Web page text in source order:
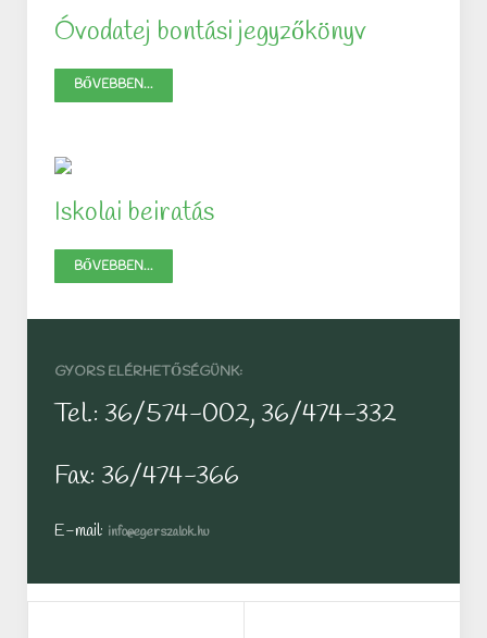
Óvodatej bontási jegyzőkönyv
BŐVEBBEN...
Iskolai beiratás
BŐVEBBEN...
GYORS ELÉRHETŐSÉGÜNK:
Tel.: 36/574-002, 36/474-332
Fax: 36/474-366
E-mail: info@egerszalok.hu